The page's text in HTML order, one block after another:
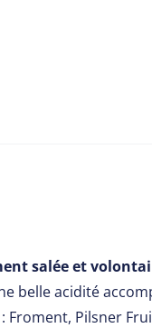
salée et
belle acidité
Froment, Pilsner